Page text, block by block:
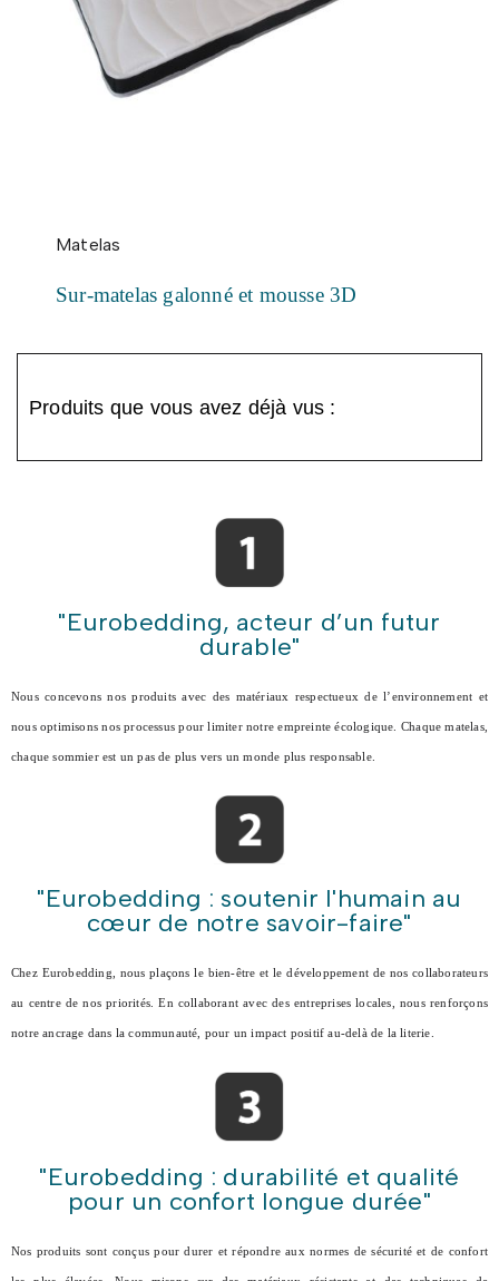
Matelas
Sur-matelas galonné et mousse 3D
Produits que vous avez déjà vus :
"Eurobedding, acteur d’un futur
durable"
Nous concevons nos produits avec des matériaux respectueux de l’environnement et
nous optimisons nos processus pour limiter notre empreinte écologique. Chaque matelas,
chaque sommier est un pas de plus vers un monde plus responsable.
"Eurobedding : soutenir l'humain au
cœur de notre savoir-faire"
Chez Eurobedding, nous plaçons le bien-être et le développement de nos collaborateurs
au centre de nos priorités. En collaborant avec des entreprises locales, nous renforçons
notre ancrage dans la communauté, pour un impact positif au-delà de la literie.
"Eurobedding : durabilité et qualité
pour un confort longue durée"
Nos produits sont conçus pour durer et répondre aux normes de sécurité et de confort